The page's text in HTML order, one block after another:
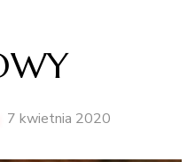
7 kwietnia 2020